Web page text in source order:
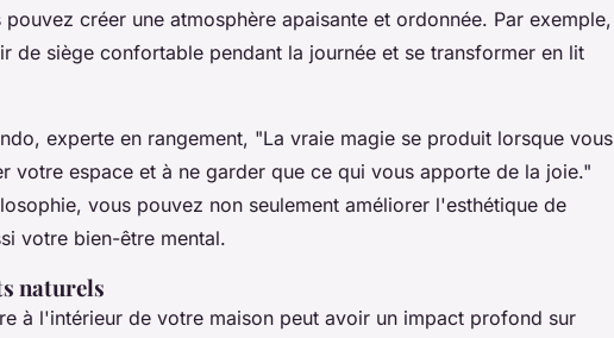
créer une atmosphère apaisante et ordonnée. Par exemple,
de siège confortable pendant la journée et se transformer en lit
experte en rangement, "La vraie magie se produit lorsque vous
votre espace et à ne garder que ce qui vous apporte de la joie."
vous pouvez non seulement améliorer l'esthétique de
votre bien-être mental.
naturels
à l'intérieur de votre maison peut avoir un impact profond sur